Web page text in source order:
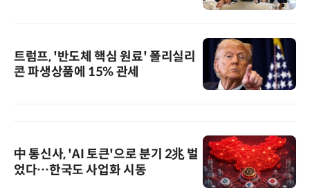
트럼프, '반도체 핵심 원료' 폴리실리
콘 파생상품에 15% 관세
中 통신사, 'AI 토큰'으로 분기 2兆 벌
었다…한국도 사업화 시동